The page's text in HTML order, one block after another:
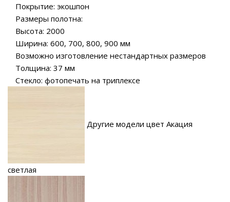
Покрытие: экошпон
Размеры полотна:
Высота: 2000
Ширина: 600, 700, 800, 900 мм
Возможно изготовление нестандартных размеров
Толщина: 37 мм
Стекло: фотопечать на триплексе
Другие модели цвет Акация
светлая